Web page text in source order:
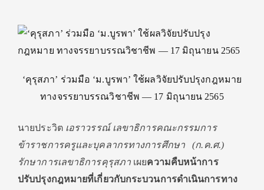
‘คุรุสภา’ ร่วมมือ ‘ม.บูรพา’ ใช้ผลวิจัยปรับปรุงกฎหมาย
ทางจรรยาบรรณวิชาชีพ — 17 มิถุนายน 2565
นายประวิตเอราวรรณ์ เลขาธิการคณะกรรมการ
ข้าราชการครูและบุคลากรทางการศึกษา (ก.ค.ศ.)
รักษาการเลขาธิการคุรุสภา เผยความคืบหน้าการ
ปรับปรุงกฎหมายที่เกี่ยวกับกระบวนการดำเนินการทาง